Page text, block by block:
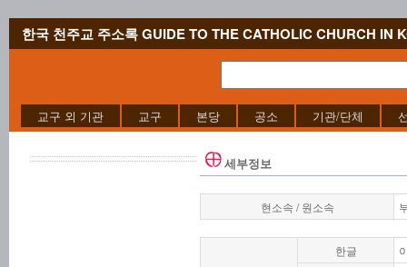
한국 천주교 주소록 GUIDE TO THE CATHOLIC CHURCH IN
교구 외 기관 교구 본당 공소 기관/단체
세부정보
현소속 / 원소속
한글